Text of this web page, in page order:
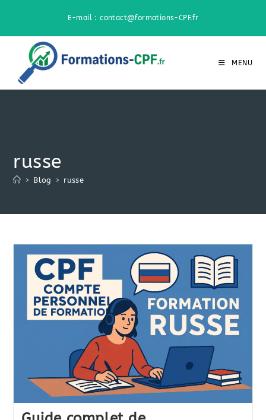
content
E-mail : contact@formations-CPF.fr
MENU
russe
> Blog > russe